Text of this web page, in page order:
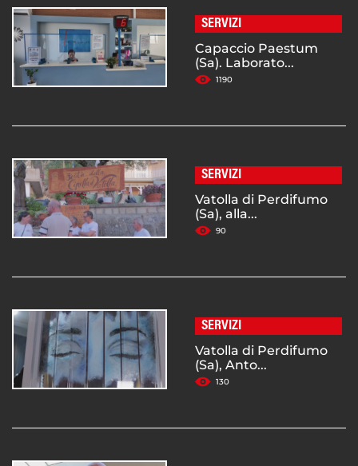
SERVIZI
Capaccio Paestum
(Sa). Laborato...
1190
SERVIZI
Vatolla di Perdifumo
(Sa), alla...
90
SERVIZI
Vatolla di Perdifumo
(Sa), Anto...
130